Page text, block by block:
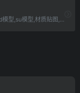
知末网-拥有近500万效果图作品,提供3d模型,su模型,材质贴图,cad图纸,软件/插件等素材下载.是帮助设计师提升工作效率,学习成长,开拓眼界的交流社区.